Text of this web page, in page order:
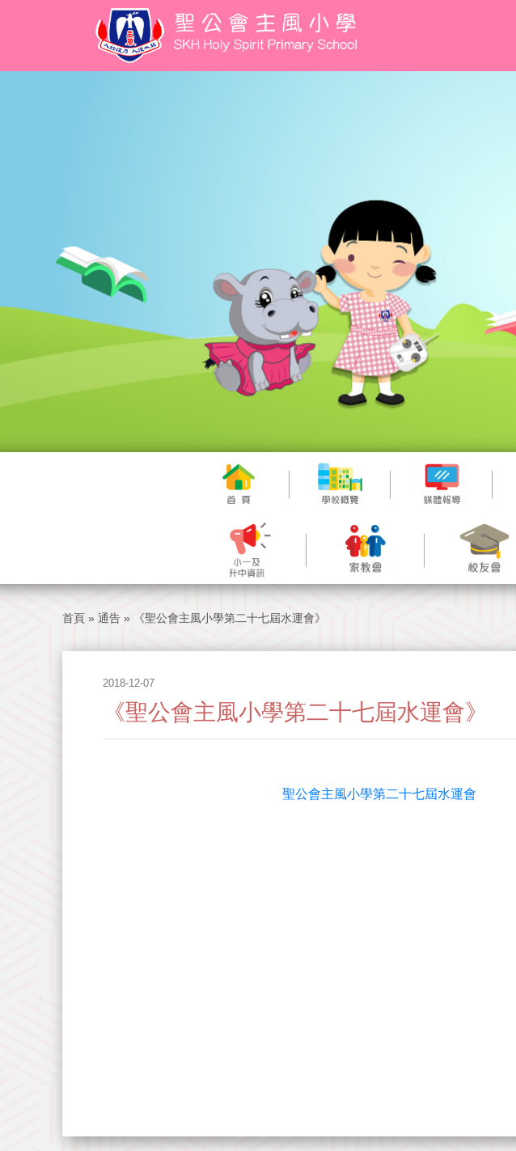
首頁 » 通告 » 《聖公會主風小學第二十七屆水運會》
2018-12-07
《聖公會主風小學第二十七屆水運會》
聖公會主風小學第二十七屆水運會